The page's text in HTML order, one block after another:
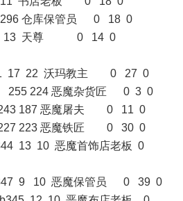
仓库保管员 0 18 0
13 天尊 0 14 0
17 22 沃玛教主 0 27 0
255 224 恶魔杂货匠 0 3 0
187 恶魔屠夫 0 11 0
223 恶魔铁匠 0 30 0
13 10 恶魔首饰店老板 0
9 10 恶魔保管员 0 39 0